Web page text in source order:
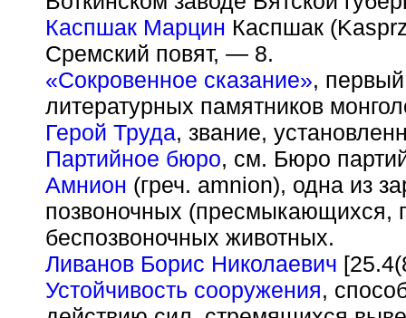
Каспшак Марцин Каспшак
Сремский повят, — 8.
«Сокровенное сказание»,
литературных памятников
Герой Труда, звание,
Партийное бюро, см. Бюро
Амнион (греч. amnion), одна из
позвоночных (пресмыкающихся,
беспозвоночных животных.
Ливанов Борис Николаевич
Устойчивость сооружения,